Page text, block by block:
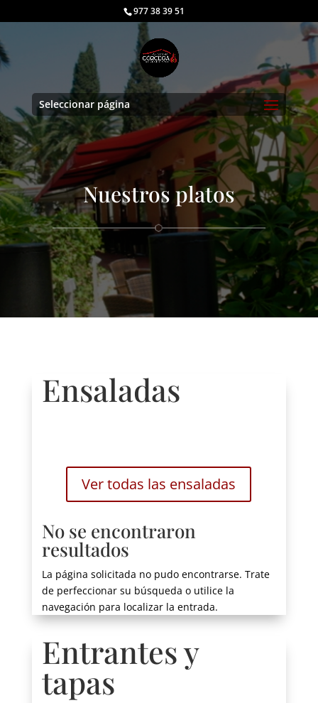
977 38 39 51
Seleccionar página
Nuestros platos
Ensaladas
Ver todas las ensaladas
No se encontraron
resultados
La página solicitada no pudo encontrarse. Trate
de perfeccionar su búsqueda o utilice la
navegación para localizar la entrada.
Entrantes y
tapas